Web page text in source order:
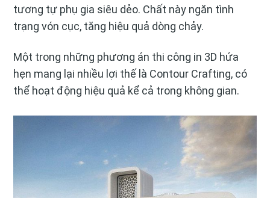
tương tự phụ gia siêu dẻo. Chất này ngăn tình
trạng vón cục, tăng hiệu quả dòng chảy.
Một trong những phương án thi công in 3D hứa
hẹn mang lại nhiều lợi thế là Contour Crafting, có
thể hoạt động hiệu quả kể cả trong không gian.